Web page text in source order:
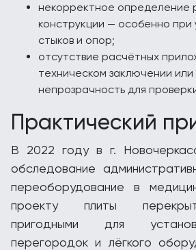
некорректное определение
конструкции — особенно при
стыков и опор;
отсутствие расчётных
техническом заключении или
непрозрачность для
Практический
В 2022 году в г.
обследование
переоборудование в
проекту плиты
пригодными для
перегородок и лёгкого